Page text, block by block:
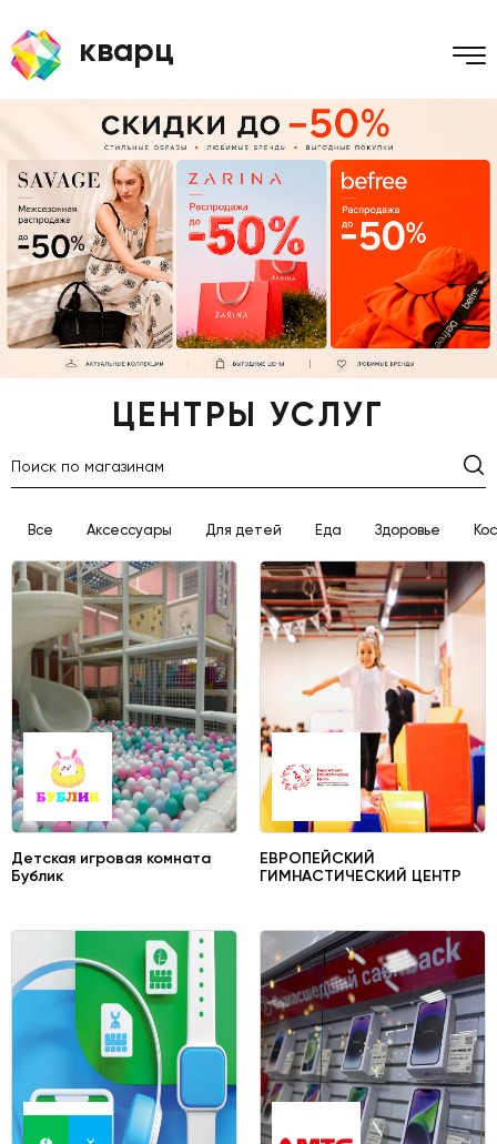
кварц
ЦЕНТРЫ УСЛУГ
Все Аксессуары Для детей Еда Здоровье
Детская игровая комната
Бублик
ЕВРОПЕЙСКИЙ
ГИМНАСТИЧЕСКИЙ ЦЕНТР